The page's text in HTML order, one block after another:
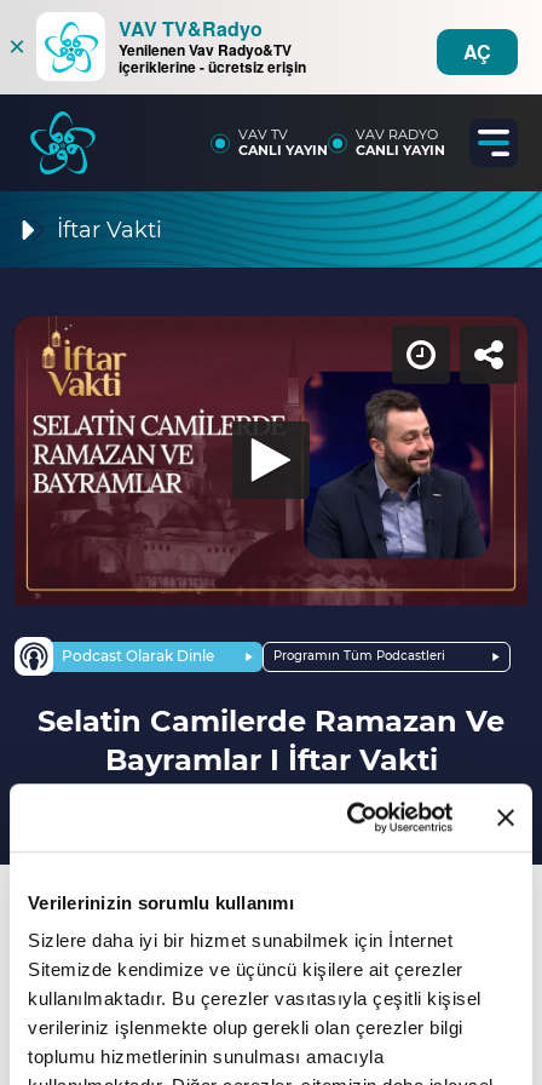
Verilerinizin sorumlu kullanımı
Sizlere daha iyi bir hizmet sunabilmek için İnternet
Sitemizde kendimize ve üçüncü kişilere ait çerezler
kullanılmaktadır. Bu çerezler vasıtasıyla çeşitli kişisel
verileriniz işlenmekte olup gerekli olan çerezler bilgi
toplumu hizmetlerinin sunulması amacıyla
×
VAV TV&Radyo
Yenilenen Vav Radyo&TV
içeriklerine - ücretsiz erişin
AÇ
VAV TV
CANLI YAYIN
VAV RADYO
CANLI YAYIN
İftar Vakti
Podcast Olarak Dinle Programın Tüm Podcastleri
Selatin Camilerde Ramazan Ve
Bayramlar I İftar Vakti
27. Bölüm
Selatin camilerde Ramazan nasıl yaşanıyordu?
Rahmet, bereket ve Kur'an ayı on bir ayın
sultanı Ramazan'ı Vav TV'de Tahir İnan'ın